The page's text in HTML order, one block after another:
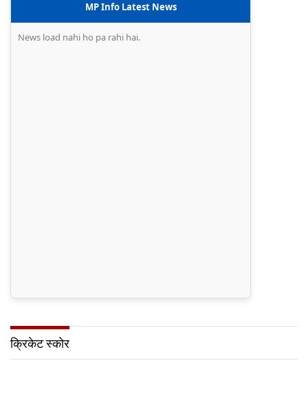
MP Info Latest News
News load nahi ho pa rahi hai.
क्रिकेट स्कोर